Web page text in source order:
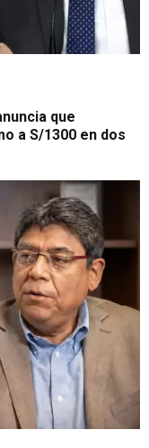
que
a S/1300 en dos